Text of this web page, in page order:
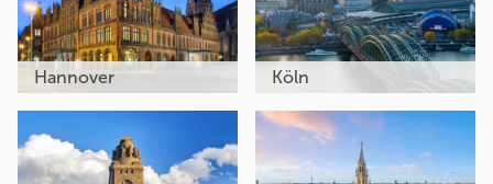
Hannover Köln